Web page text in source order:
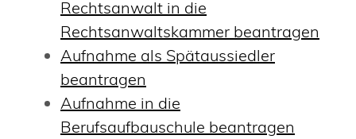
Rechtsanwalt in die
Rechtsanwaltskammer beantragen
Aufnahme als Spätaussiedler
beantragen
Aufnahme in die
Berufsaufbauschule beantragen